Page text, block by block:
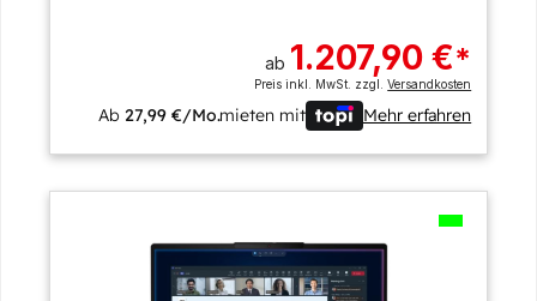
ab 1.207,90 €*
Preis inkl. MwSt. zzgl.Versandkosten
Ab27,99 €/Mo.mieten mit Mehr erfahren